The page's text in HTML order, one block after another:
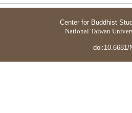
Center for Buddhist
National Taiwan
doi:10.6681/